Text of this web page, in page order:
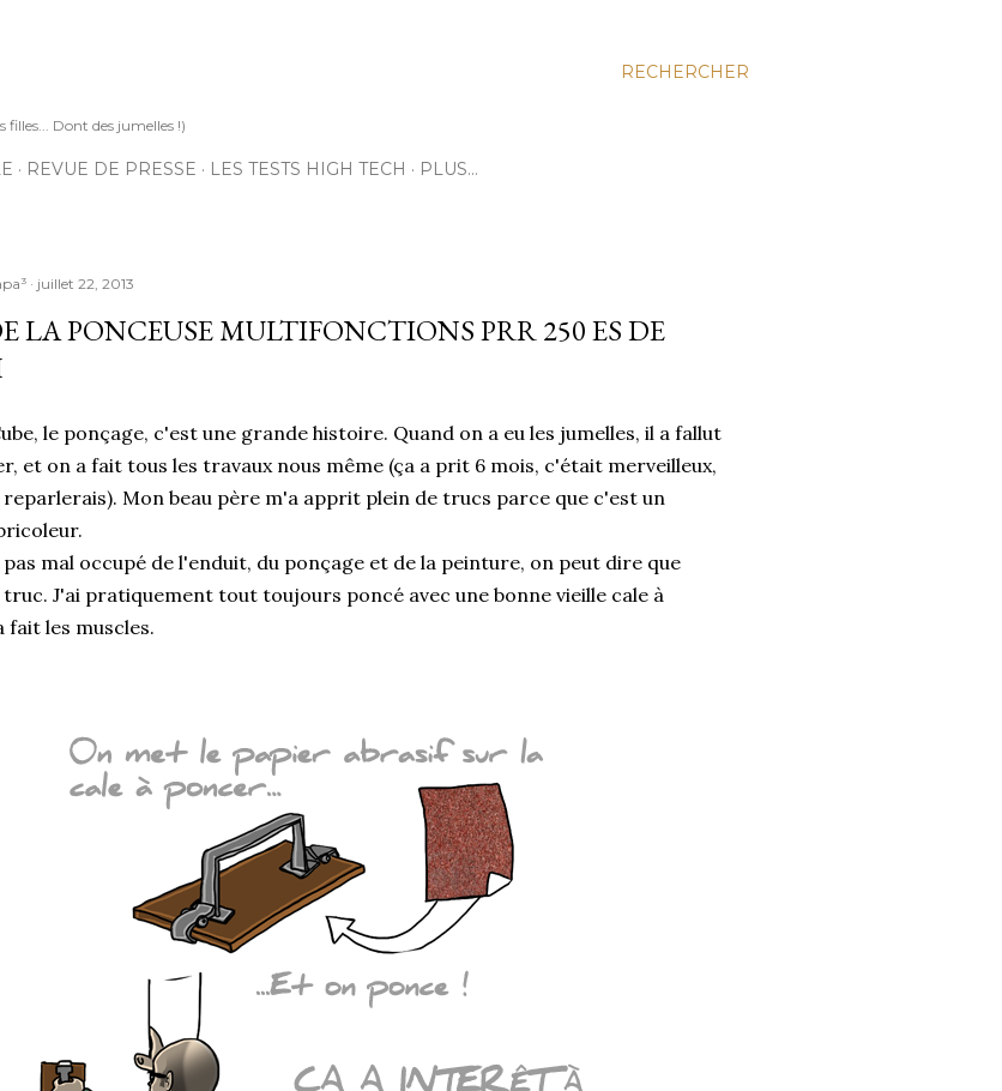
RECHERCHER
Dont des jumelles !)
REVUE DE PRESSE LES TESTS HIGH TECH PLUS…
juillet 22, 2013
LA PONCEUSE MULTIFONCTIONS PRR 250 ES DE
le ponçage, c'est une grande histoire. Quand on a eu les jumelles, il a fallut
et on a fait tous les travaux nous même (ça a prit 6 mois, c'était merveilleux,
reparlerais). Mon beau père m'a apprit plein de trucs parce que c'est un
pas mal occupé de l'enduit, du ponçage et de la peinture, on peut dire que
J'ai pratiquement tout toujours poncé avec une bonne vieille cale à
fait les muscles.